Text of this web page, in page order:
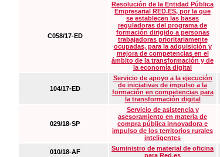
C058/17-ED
Resolución de la Entidad Pública
Empresarial RED.ES, por la que
se establecen las bases
reguladoras del programa de
formación dirigido a personas
trabajadoras prioritariamente
ocupadas, para la adquisición y
mejora de competencias en el
ámbito de la transformación y de
la economía digital
104/17-ED
Servicio de apoyo a la ejecución
de iniciativas de impulso a la
formación en competencias para
la transformación digital
029/18-SP
Servicio de asistencia y
asesoramiento en materia de
compra pública innovadora e
impulso de los territorios rurales
inteligentes
010/18-AF
Suministro de material de oficina
para Red.es